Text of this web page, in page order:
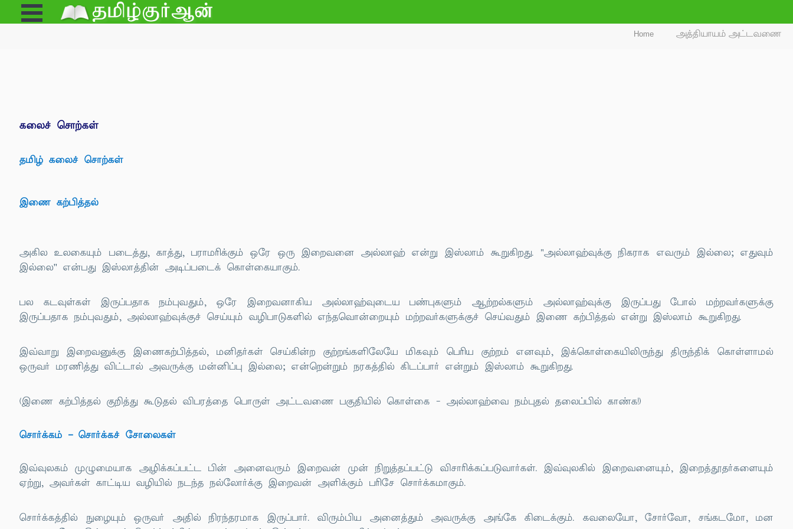
Open
Menu
Home அத்தியாயம் அட்டவணை
கலைச் சொற்கள்
தமிழ் கலைச் சொற்கள்
இணை கற்பித்தல்
அகில உலகையும் படைத்து, காத்து, பராமரிக்கும் ஒரே ஒரு இறைவனை அல்லாஹ் என்று இஸ்லாம் கூறுகிறது. "அல்லாஹ்வுக்கு நிகராக எவரும் இல்லை; எதுவும்
இல்லை'' என்பது இஸ்லாத்தின் அடிப்படைக் கொள்கையாகும்.
பல கடவுள்கள் இருப்பதாக நம்புவதும், ஒரே இறைவனாகிய அல்லாஹ்வுடைய பண்புகளும் ஆற்றல்களும் அல்லாஹ்வுக்கு இருப்பது போல் மற்றவர்களுக்கு
இருப்பதாக நம்புவதும், அல்லாஹ்வுக்குச் செய்யும் வழிபாடுகளில் எந்தவொன்றையும் மற்றவர்களுக்குச் செய்வதும் இணை கற்பித்தல் என்று இஸ்லாம் கூறுகிறது.
இவ்வாறு இறைவனுக்கு இணைகற்பித்தல், மனிதர்கள் செய்கின்ற குற்றங்களிலேயே மிகவும் பெரிய குற்றம் எனவும், இக்கொள்கையிலிருந்து திருந்திக் கொள்ளாமல்
ஒருவர் மரணித்து விட்டால் அவருக்கு மன்னிப்பு இல்லை; என்றென்றும் நரகத்தில் கிடப்பார் என்றும் இஸ்லாம் கூறுகிறது.
(இணை கற்பித்தல் குறித்து கூடுதல் விபரத்தை பொருள் அட்டவணை பகுதியில் கொள்கை - அல்லாஹ்வை நம்புதல் தலைப்பில் காண்க!)
சொர்க்கம் – சொர்க்கச் சோலைகள்
இவ்வுலகம் முழுமையாக அழிக்கப்பட்ட பின் அனைவரும் இறைவன் முன் நிறுத்தப்பட்டு விசாரிக்கப்படுவார்கள். இவ்வுலகில் இறைவனையும், இறைத்தூதர்களையும்
ஏற்று, அவர்கள் காட்டிய வழியில் நடந்த நல்லோர்க்கு இறைவன் அளிக்கும் பரிசே சொர்க்கமாகும்.
சொர்க்கத்தில் நுழையும் ஒருவர் அதில் நிரந்தரமாக இருப்பார். விரும்பிய அனைத்தும் அவருக்கு அங்கே கிடைக்கும். கவலையோ, சோர்வோ, சங்கடமோ, மன